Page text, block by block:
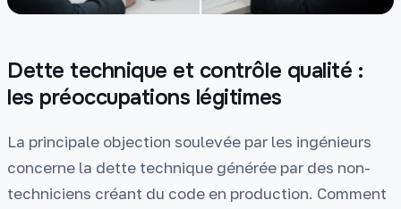
Dette technique et contrôle qualité :
les préoccupations légitimes
La principale objection soulevée par les ingénieurs
concerne la dette technique générée par des non-
techniciens créant du code en production. Comment